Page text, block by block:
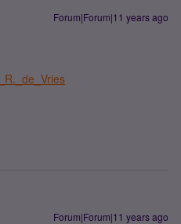
Forum|Forum|11 years ago
Forum|Forum|11 years ago